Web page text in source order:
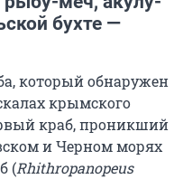
бухте —
который обнаружен
крымского
краб, проникший
и Черном морях
(Rhithropanopeus